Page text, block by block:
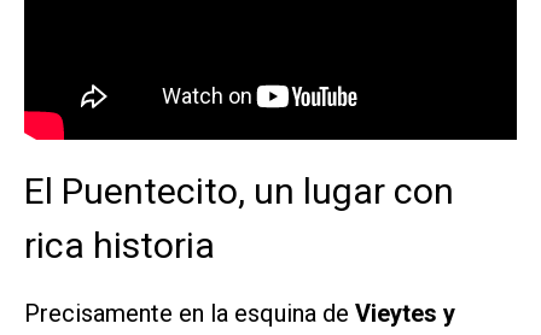
El Puentecito, un lugar con
rica historia
Precisamente en la esquina de Vieytes y